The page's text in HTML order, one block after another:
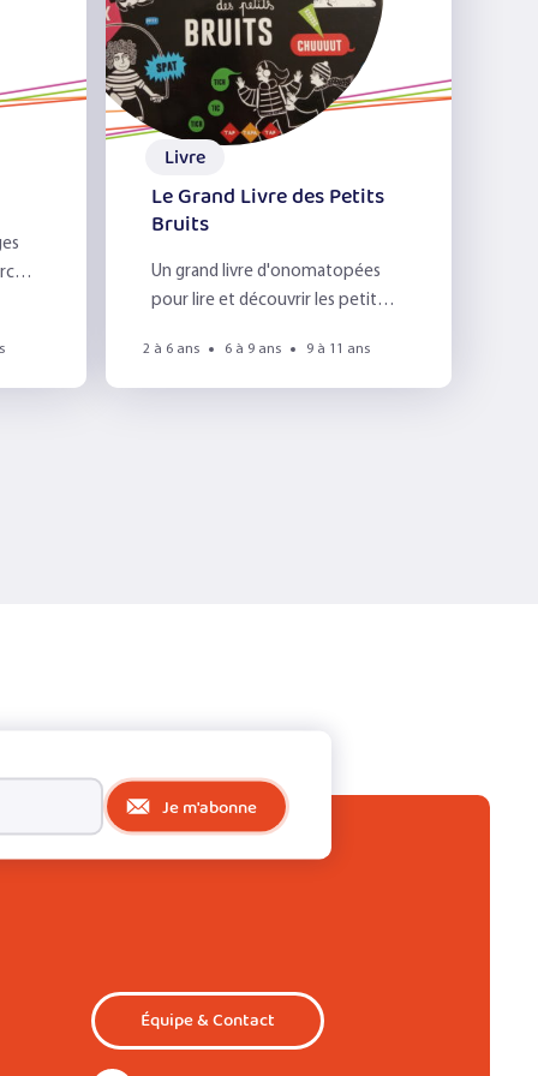
Livre
Le Grand Livre des Petits
Bruits
Un grand livre d'onomatopées
pour lire et découvrir les petits
2 à 6 ans 6 à 9 ans 9 à 11 ans
Je m'abonne
Équipe & Contact